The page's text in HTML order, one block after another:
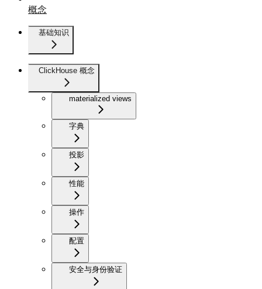
概念
基础知识
ClickHouse 概念
materialized views
字典
投影
性能
操作
配置
安全与身份验证